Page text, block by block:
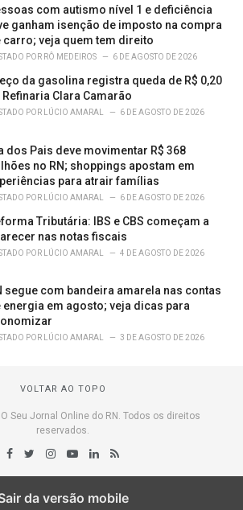
com autismo nível 1 e deficiência
ganham isenção de imposto na compra
carro; veja quem tem direito
POR RÔ MEDEIROS 6 DE AGOSTO DE 2026
da gasolina registra queda de R$ 0,20
Refinaria Clara Camarão
POR LÚCIO AMARAL 6 DE AGOSTO DE 2026
dos Pais deve movimentar R$ 368
no RN; shoppings apostam em
para atrair famílias
POR LÚCIO AMARAL 6 DE AGOSTO DE 2026
Tributária: IBS e CBS começam a
nas notas fiscais
POR LÚCIO AMARAL 4 DE AGOSTO DE 2026
segue com bandeira amarela nas contas
energia em agosto; veja dicas para
POR LÚCIO AMARAL 3 DE AGOSTO DE 2026
VOLTAR AO TOPO
Seu Jornal Online do RN. Todos os direitos
reservados.
da versão mobile